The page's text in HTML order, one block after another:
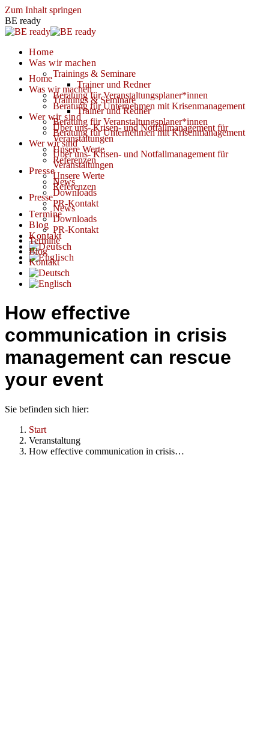
Zum Inhalt springen
BE ready
Home
Was wir machen
Trainings & Seminare
Trainer und Redner
Beratung für Veranstaltungsplaner*innen
Beratung für Unternehmen mit Krisenmanagement
Wer wir sind
Über uns- Krisen- und Notfallmanagement für
Veranstaltungen
Unsere Werte
Referenzen
Presse
News
Downloads
PR-Kontakt
Termine
Blog
Kontakt
Home
Was wir machen
Trainings & Seminare
Trainer und Redner
Beratung für Veranstaltungsplaner*innen
Beratung für Unternehmen mit Krisenmanagement
Wer wir sind
Über uns- Krisen- und Notfallmanagement für
Veranstaltungen
Unsere Werte
Referenzen
Presse
News
Downloads
PR-Kontakt
Termine
Blog
Kontakt
How effective
communication in crisis
management can rescue
your event
Sie befinden sich hier:
Start
Veranstaltung
How effective communication in crisis…